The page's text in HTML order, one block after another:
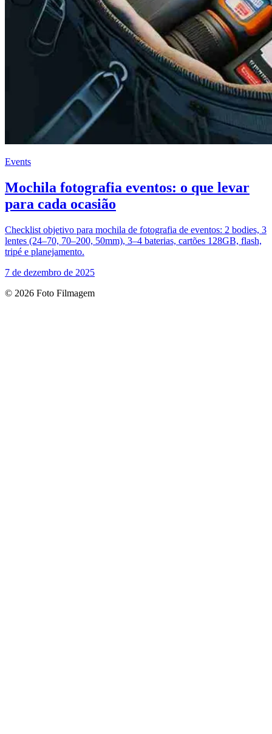
Events
Mochila fotografia eventos: o que levar
para cada ocasião
Checklist objetivo para mochila de fotografia de eventos: 2 bodies, 3
lentes (24–70, 70–200, 50mm), 3–4 baterias, cartões 128GB, flash,
tripé e planejamento.
7 de dezembro de 2025
© 2026 Foto Filmagem